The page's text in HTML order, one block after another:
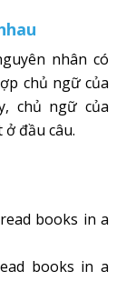
nhân có
chủ ngữ của
chủ ngữ của
đầu câu.
books in a
books in a